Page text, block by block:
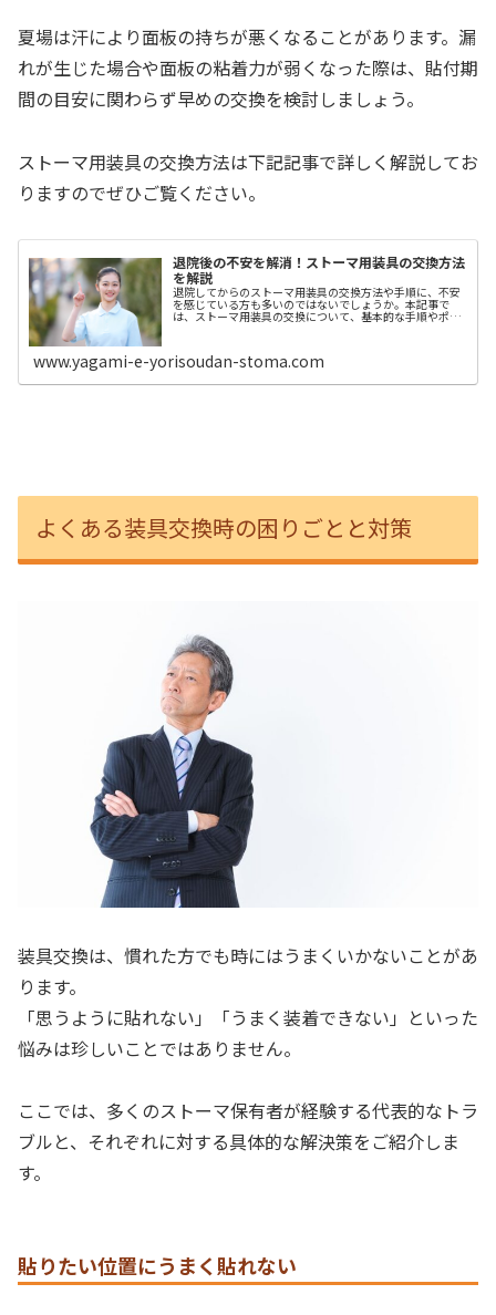
夏場は汗により面板の持ちが悪くなることがあります。漏
れが生じた場合や面板の粘着力が弱くなった際は、貼付期
間の目安に関わらず早めの交換を検討しましょう。
ストーマ用装具の交換方法は下記記事で詳しく解説してお
りますのでぜひご覧ください。
退院後の不安を解消！ストーマ用装具の交換方法
を解説
退院してからのストーマ用装具の交換方法や手順に、不安
を感じている方も多いのではないでしょうか。本記事で
は、ストーマ用装具の交換について、基本的な手順やポイ
www.yagami-e-yorisoudan-stoma.com
よくある装具交換時の困りごとと対策
装具交換は、慣れた方でも時にはうまくいかないことがあ
ります。
「思うように貼れない」「うまく装着できない」といった
悩みは珍しいことではありません。
ここでは、多くのストーマ保有者が経験する代表的なトラ
ブルと、それぞれに対する具体的な解決策をご紹介しま
す。
貼りたい位置にうまく貼れない